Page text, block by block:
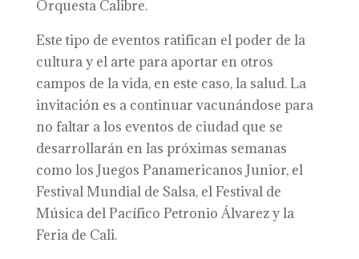
Orquesta Calibre.
Este tipo de eventos ratifican el poder de la
cultura y el arte para aportar en otros
campos de la vida, en este caso, la salud. La
invitación es a continuar vacunándose para
no faltar a los eventos de ciudad que se
desarrollarán en las próximas semanas
como los Juegos Panamericanos Junior, el
Festival Mundial de Salsa, el Festival de
Música del Pacífico Petronio Álvarez y la
Feria de Cali.